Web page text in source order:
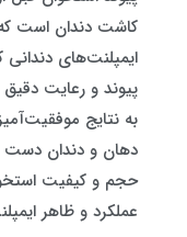
کاشت دندان است
ایمپلنت‌های
پیوند و رعایت
به نتایج
دهان و دندان دست
حجم و کیفیت
عملکرد و ظاهر